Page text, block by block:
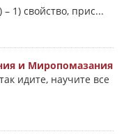
– 1) свойство, прис...
и Миропомазания
идите, научите все